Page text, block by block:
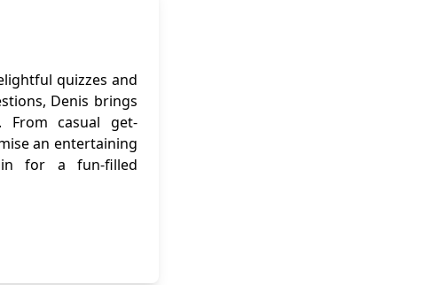
quizzes and
Denis brings
From casual get-
an entertaining
in for a fun-filled